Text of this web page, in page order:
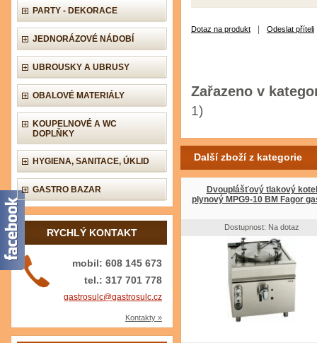
PARTY - DEKORACE
JEDNORÁZOVÉ NÁDOBÍ
UBROUSKY A UBRUSY
OBALOVÉ MATERIÁLY
KOUPELNOVÉ A WC
DOPLŇKY
HYGIENA, SANITACE, ÚKLID
GASTRO BAZAR
RYCHLÝ KONTAKT
mobil: 608 145 673
tel.: 317 701 778
gastrosulc@gastrosulc.cz
Kontakty »
Dotaz na produkt Odeslat příteli
Zařazeno v
1)
Další zboží z kategorie
Dvouplášťový tlakový kotel
plynový MPG9-10 BM Fagor
Dostupnost: Na dotaz